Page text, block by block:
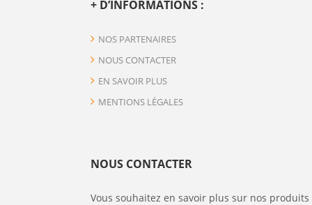
+ D’INFORMATIONS :
NOS PARTENAIRES
NOUS CONTACTER
EN SAVOIR PLUS
MENTIONS LÉGALES
NOUS CONTACTER
Vous souhaitez en savoir plus sur nos